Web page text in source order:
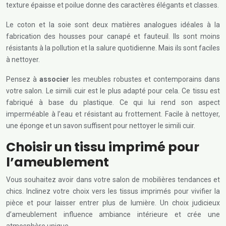
texture épaisse et poilue donne des caractères élégants et classes.
Le coton et la soie sont deux matières analogues idéales à la
fabrication des housses pour canapé et fauteuil. Ils sont moins
résistants à la pollution et la salure quotidienne. Mais ils sont faciles
à nettoyer.
Pensez à associer les meubles robustes et contemporains dans
votre salon. Le simili cuir est le plus adapté pour cela. Ce tissu est
fabriqué à base du plastique. Ce qui lui rend son aspect
imperméable à l’eau et résistant au frottement. Facile à nettoyer,
une éponge et un savon suffisent pour nettoyer le simili cuir.
Choisir un tissu imprimé pour
l’ameublement
Vous souhaitez avoir dans votre salon de mobilières tendances et
chics. Inclinez votre choix vers les tissus imprimés pour vivifier la
pièce et pour laisser entrer plus de lumière. Un choix judicieux
d’ameublement influence ambiance intérieure et crée une